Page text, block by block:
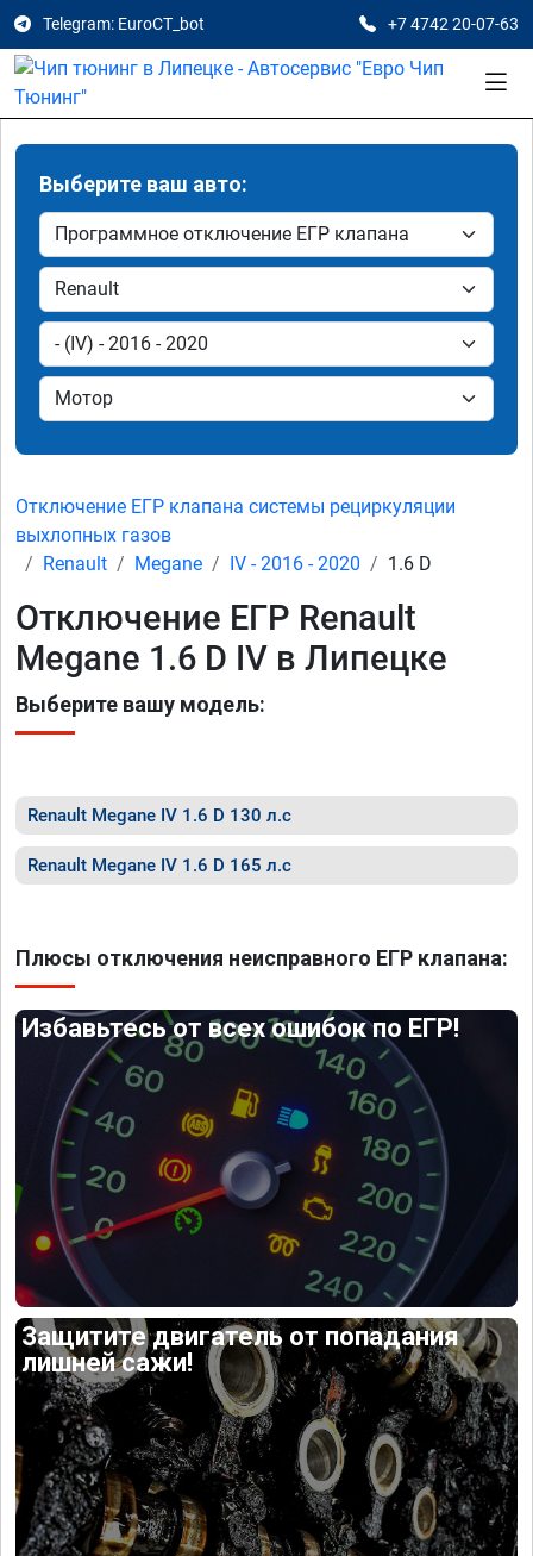
Telegram: EuroCT_bot +7 4742 20-07-63
Выберите ваш авто:
Отключение ЕГР клапана системы рециркуляции
выхлопных газов
Renault
Megane IV - 2016 - 2020 1.6 D
Отключение ЕГР Renault
Megane 1.6 D IV в Липецке
Выберите вашу модель:
Renault Megane IV 1.6 D 130 л.с
Renault Megane IV 1.6 D 165 л.с
Плюсы отключения неисправного ЕГР клапана:
Избавьтесь от всех ошибок по ЕГР!
Защитите двигатель от попадания
лишней сажи!